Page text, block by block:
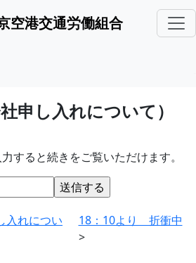
空港交通労働組合
申し入れについて）
すると続きをご覧いただけます。
入れについ
18：10より 折衝中
>